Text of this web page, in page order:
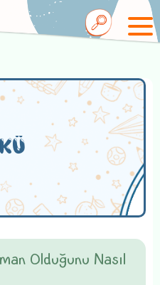
Olduğunu Nasıl